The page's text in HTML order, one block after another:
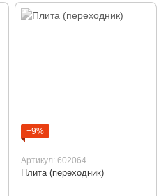
−9%
Артикул: 602064
Плита (переходник)